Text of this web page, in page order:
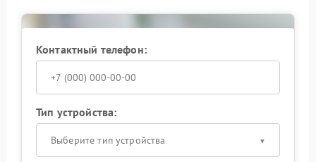
Контактный телефон:
Тип устройства:
Выберите тип устройства